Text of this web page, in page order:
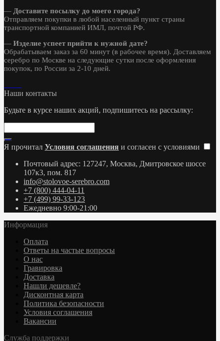
— Доставите посылку до моего города?
Отправляем покупки в любой населенный пункт страны
транспортной компанией ИМЛ, почтой РФ.
— Изделие успеет прийти к нужной дате?
Обрабатываем заказ за 60 минут (в рабочее время). Доставляем
серебро по Москве на следующие сутки после оформления
покупок, по России за 2-10 дней.
Наши контакты
Будьте в курсе наших акций, подпишитесь на рассылку:
Я прочитал Условия соглашения и согласен с условиями
Почтовый адрес: 127247, Москва, Дмитровское шоссе
107к3, пом. 817
info@stolovoe-serebro.com
+7 (800) 444-04-11
+7 (499) 99-33-123
Ежедневно 9:00-21:00
Информация
Оплата
Ответы на частые вопросы
О нас
Гравировка
Доставка
Нашли дешевле?
Дисконтная карта
Политика безопасности
Условия соглашения
Вакансии
Служба поддержки